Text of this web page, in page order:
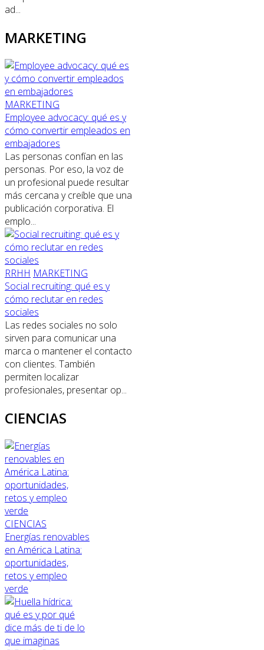
ad...
MARKETING
MARKETING
Employee advocacy: qué es y
cómo convertir empleados en
embajadores
Las personas confían en las
personas. Por eso, la voz de
un profesional puede resultar
más cercana y creíble que una
publicación corporativa. El
emplo...
RRHH MARKETING
Social recruiting: qué es y
cómo reclutar en redes
sociales
Las redes sociales no solo
sirven para comunicar una
marca o mantener el contacto
con clientes. También
permiten localizar
profesionales, presentar op...
CIENCIAS
CIENCIAS
Energías renovables
en América Latina:
oportunidades,
retos y empleo
verde